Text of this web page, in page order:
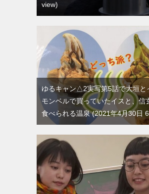
view
ゆるキャン△2実写第5話で大垣と
モンベルで買っていたイスと、信
食べられる温泉 2021年4月30日